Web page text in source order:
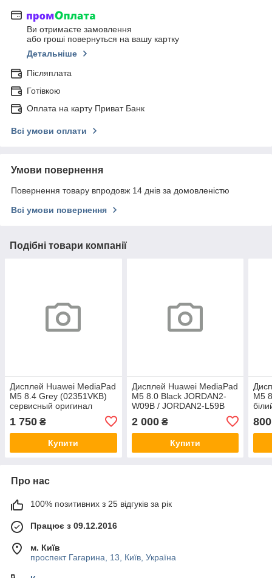
Ви отримаєте замовлення
або гроші повернуться на вашу картку
Детальніше
Післяплата
Готівкою
Оплата на карту Приват Банк
Всі умови оплати
Умови повернення
Повернення товару впродовж 14 днів за домовленістю
Всі умови повернення
Подібні товари компанії
Дисплей Huawei MediaPad
M5 8.4 Grey (02351VKB)
сервисный оригинал
1 750 ₴
Купити
Дисплей Huawei MediaPad
M5 8.0 Black JORDAN2-
W09B / JORDAN2-L59B
(02353UWN) сервисный
оригинал
2 000₴
Купити
M5
800
Про нас
100% позитивних з 25 відгуків за рік
Працює з 09.12.2016
м. Київ
проспект Гагарина, 13, Київ, Україна